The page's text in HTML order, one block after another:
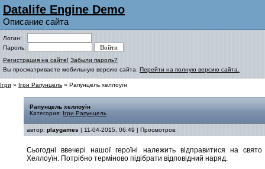
Datalife Engine Demo
Описание сайта
Логин:
Пароль:
Регистрация на сайте! Забыли пароль?
Вы просматриваете мобильную версию сайта. Перейти на полную версию сайта.
Ігри » Ігри Рапунцель » Рапунцель хеллоуїн
Рапунцель хеллоуїн
Категория: Ігри Рапунцель
автор: playgames | 11-04-2015, 06:49 | Просмотров:
Сьогодні ввечері нашої героїні належить відправитися на свято
Хеллоуїн. Потрібно терміново підібрати відповідний наряд.